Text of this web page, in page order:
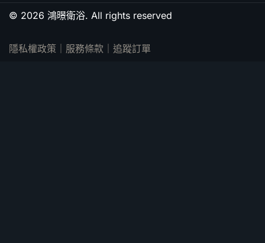
© 2026 鴻暻衛浴. All rights reserved
隱私權政策 服務條款 追蹤訂單